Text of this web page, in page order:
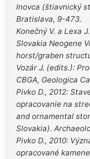
Inovca (štiavnický
Bratislava, 9-473.
Konečný V. a Lexa
Slovakia Neogene
horst/graben
Vozár J. (edits.):
CBGA, Geologica
Pivko D., 2012:
opracovanie na
and ornamental
Slovakia).
Pivko D., 2010:
opracované